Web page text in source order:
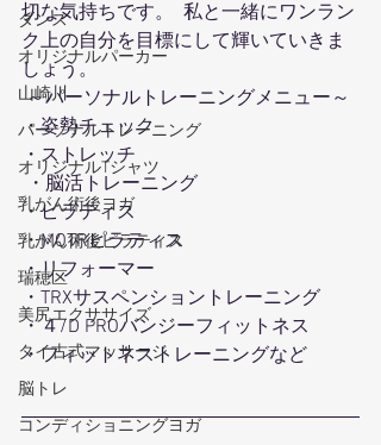
ダンス
オリジナルパーカー
山崎川
パーソナルトレーニング
オリジナルTシャツ
乳がん術後ヨガ
乳がん術後ピラティス
瑞穂区
美尻エクササイズ
タイ古式マッサージ
脳トレ
コンディショニングヨガ
切な気持ちです。  私と一緒にワンラン
ク上の自分を目標にして輝いていきま
しょう。
～パーソナルトレーニングメニュー～
・姿勢チェック
・ストレッチ
・脳活トレーニング
・ピラティス
・MOTRピラティス
・リフォーマー
・TRXサスペンショントレーニング
・４/D PROバンジーフィットネス
・フィットネストレーニングなど